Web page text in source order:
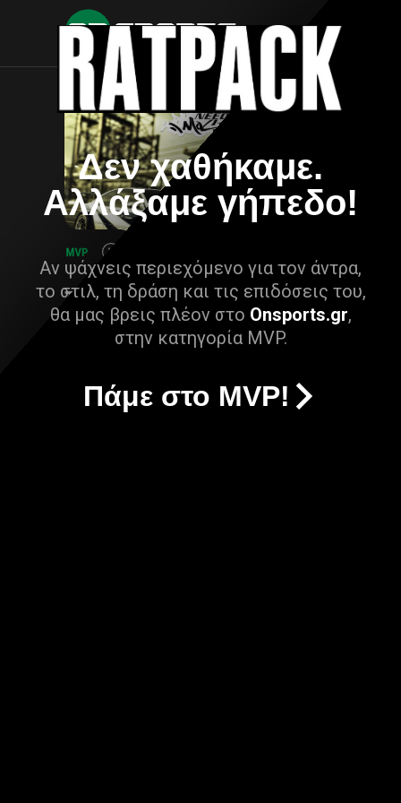
Δεν χαθήκαμε.
Αλλάξαμε γήπεδο!
Αν ψάχνεις περιεχόμενο για τον άντρα,
το στιλ, τη δράση και τις επιδόσεις του,
θα μας βρεις πλέον στο Onsports.gr,
στην κατηγορία MVP.
Πάμε στο MVP!